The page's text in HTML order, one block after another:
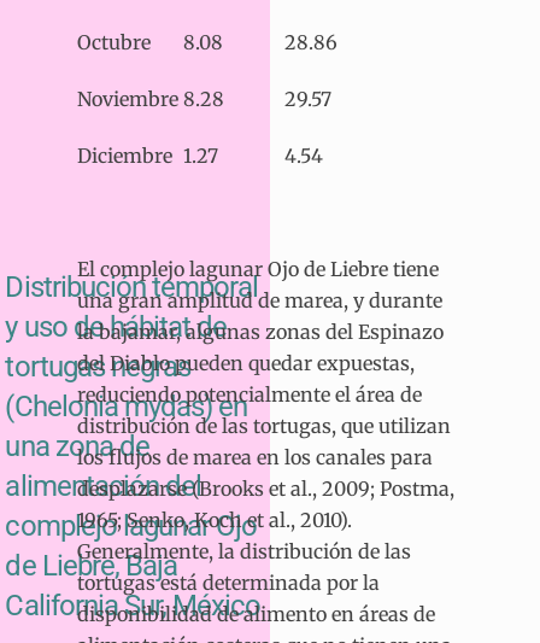
Distribución temporal
y uso de hábitat de
tortugas negras
(Chelonia mydas) en
una zona de
alimentación del
complejo lagunar Ojo
de Liebre, Baja
California Sur, México
Octubre 8.08 28.86
Noviembre 8.28 29.57
Diciembre 1.27 4.54
El complejo lagunar Ojo de Liebre tiene
una gran amplitud de marea, y durante
la bajamar, algunas zonas del Espinazo
del Diablo pueden quedar expuestas,
reduciendo potencialmente el área de
distribución de las tortugas, que utilizan
los flujos de marea en los canales para
desplazarse (Brooks et al., 2009; Postma,
1965; Senko, Koch et al., 2010).
Generalmente, la distribución de las
tortugas está determinada por la
disponibilidad de alimento en áreas de